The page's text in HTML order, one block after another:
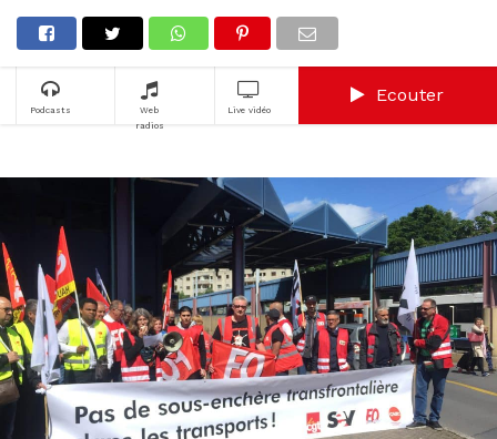
Podcasts
Web
radios
Live vidéo
Ecouter